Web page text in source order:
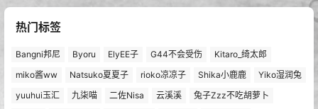
热门标签
Bangni邦尼 Byoru ElyEE子 G44不会受伤
Kitaro_绮太郎
miko酱ww
Natsuko夏夏子 rioko凉凉子 Shika小鹿鹿
Yiko湿润兔
yuuhui玉汇
九柒喵 二佐Nisa 云溪溪 兔子Zzz不吃胡萝卜